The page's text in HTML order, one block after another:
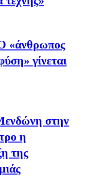
«άνθρωπος
γίνεται
στην
η
της